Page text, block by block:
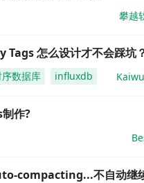
攀越
怎么设计才不会踩坑
序数据库 influxdb
作?
compacting...不自动继